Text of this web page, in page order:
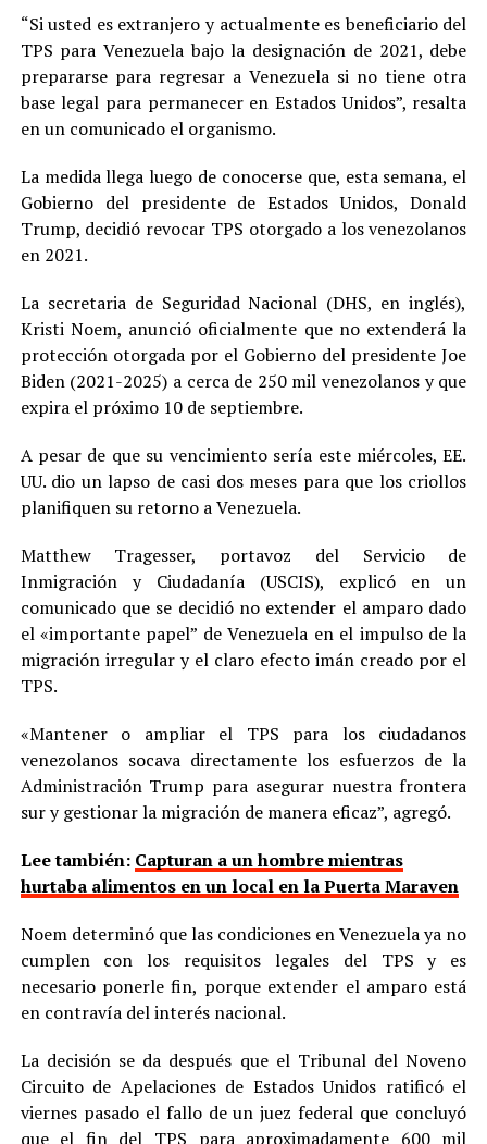
“Si usted es extranjero y actualmente es beneficiario del
TPS para Venezuela bajo la designación de 2021, debe
prepararse para regresar a Venezuela si no tiene otra
base legal para permanecer en Estados Unidos”, resalta
en un comunicado el organismo.
La medida llega luego de conocerse que, esta semana, el
Gobierno del presidente de Estados Unidos, Donald
Trump, decidió revocar TPS otorgado a los venezolanos
en 2021.
La secretaria de Seguridad Nacional (DHS, en inglés),
Kristi Noem, anunció oficialmente que no extenderá la
protección otorgada por el Gobierno del presidente Joe
Biden (2021-2025) a cerca de 250 mil venezolanos y que
expira el próximo 10 de septiembre.
A pesar de que su vencimiento sería este miércoles, EE.
UU. dio un lapso de casi dos meses para que los criollos
planifiquen su retorno a Venezuela.
Matthew Tragesser, portavoz del Servicio de
Inmigración y Ciudadanía (USCIS), explicó en un
comunicado que se decidió no extender el amparo dado
el «importante papel” de Venezuela en el impulso de la
migración irregular y el claro efecto imán creado por el
TPS.
«Mantener o ampliar el TPS para los ciudadanos
venezolanos socava directamente los esfuerzos de la
Administración Trump para asegurar nuestra frontera
sur y gestionar la migración de manera eficaz”, agregó.
Lee también: Capturan a un hombre mientras
hurtaba alimentos en un local en la Puerta Maraven
Noem determinó que las condiciones en Venezuela ya no
cumplen con los requisitos legales del TPS y es
necesario ponerle fin, porque extender el amparo está
en contravía del interés nacional.
La decisión se da después que el Tribunal del Noveno
Circuito de Apelaciones de Estados Unidos ratificó el
viernes pasado el fallo de un juez federal que concluyó
que el fin del TPS para aproximadamente 600 mil